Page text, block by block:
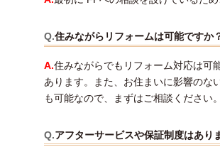
Q.住みながらリフォームは可能ですか
A.住みながらでもリフォーム対応は可
あります。また、お住まいに影響のな
も可能なので、まずはご相談ください
Q.アフターサービスや保証制度はあり